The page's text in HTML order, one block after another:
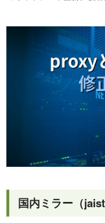
国内ミラー（